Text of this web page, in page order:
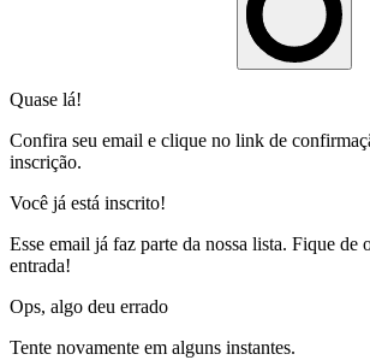
Quase lá!
Confira seu email e clique no link de
inscrição.
Você já está inscrito!
Esse email já faz parte da nossa lista. Fique de
entrada!
Ops, algo deu errado
Tente novamente em alguns instantes.